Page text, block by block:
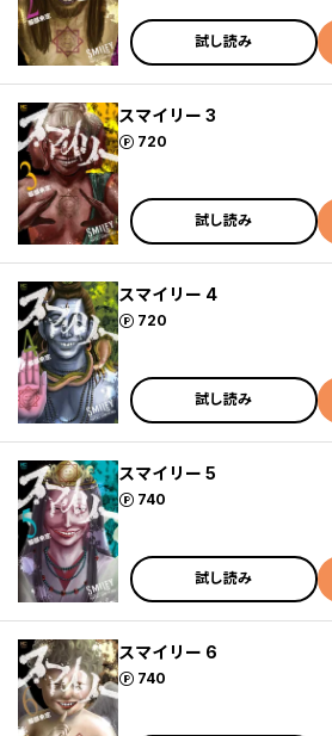
試し読み
スマイリー 3
720
ポイント
試し読み
スマイリー 4
720
ポイント
試し読み
スマイリー 5
740
ポイント
試し読み
スマイリー 6
740
ポイント